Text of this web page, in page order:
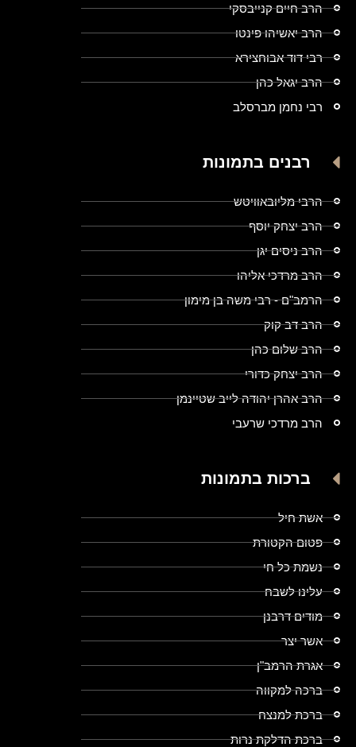
הרב חיים קנייבסקי
הרב יאשיהו פינטו
רבי דוד אבוחצירא
הרב יגאל כהן
רבי נחמן מברסלב
רבנים בתמונות
הרבי מליובאוויטש
הרב יצחק יוסף
הרב ניסים יגן
הרב מרדכי אליהו
הרמב"ם - רבי משה בן מימון
הרב דב קוק
הרב שלום כהן
הרב יצחק כדורי
הרב אהרן יהודה לייב שטיינמן
הרב מרדכי שרעבי
ברכות בתמונות
אשת חיל
פטום הקטורת
נשמת כל חי
עלינו לשבח
מודים דרבנן
אשר יצר
אגרת הרמב"ן
ברכה למקווה
ברכת למנצח
ברכת הדלקת נרות